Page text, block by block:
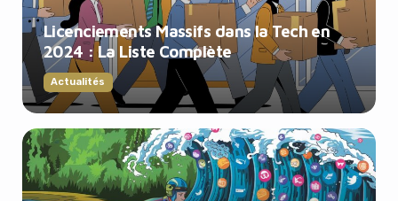
Licenciements Massifs dans la Tech en
2024 : La Liste Complète
Actualités